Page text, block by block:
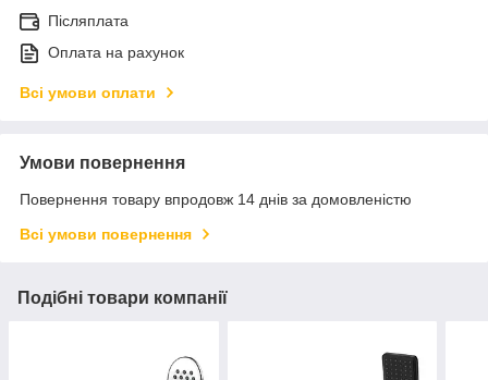
Післяплата
Оплата на рахунок
Всі умови оплати
Умови повернення
Повернення товару впродовж 14 днів за домовленістю
Всі умови повернення
Подібні товари компанії